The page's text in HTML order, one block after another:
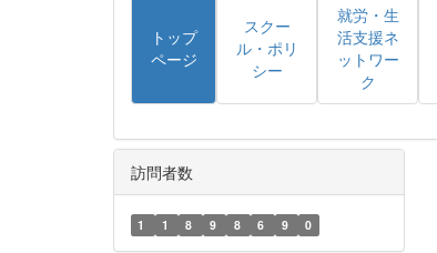
トップ
ページ
スクー
ル・ポリ
シー
就労・生
活支援ネ
ットワー
ク
訪問者数
1 1 8 9 8 6 9 0